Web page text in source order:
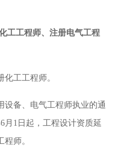
工工程师、 注册电气工程
工工程师。
设备、电气工程师执业的通
月1日起，工程设计资质延
师。